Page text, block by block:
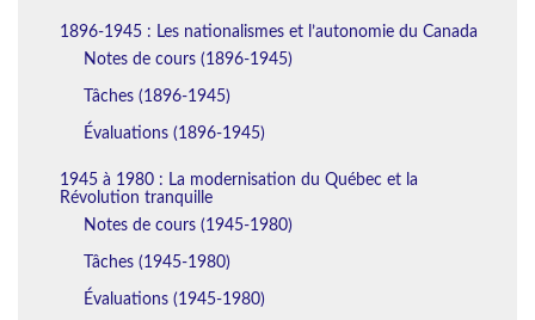
1896-1945 : Les nationalismes et l’autonomie du Canada
Notes de cours (1896-1945)
Tâches (1896-1945)
Évaluations (1896-1945)
1945 à 1980 : La modernisation du Québec et la
Révolution tranquille
Notes de cours (1945-1980)
Tâches (1945-1980)
Évaluations (1945-1980)